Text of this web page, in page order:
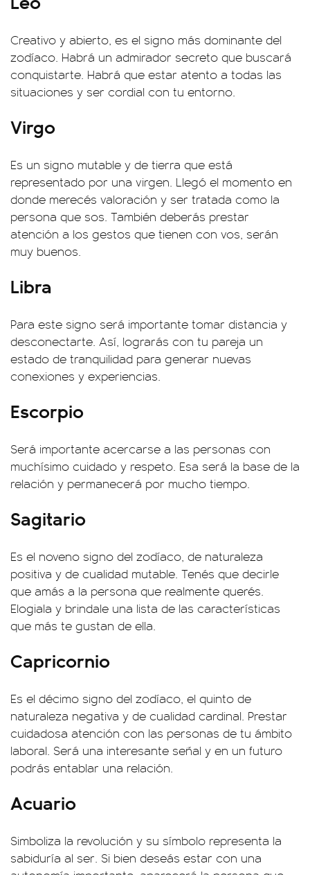
Creativo y abierto, es el signo más dominante del
zodíaco. Habrá un admirador secreto que buscará
conquistarte. Habrá que estar atento a todas las
situaciones y ser cordial con tu entorno.
Virgo
Es un signo mutable y de tierra que está
representado por una virgen. Llegó el momento en
donde merecés valoración y ser tratada como la
persona que sos. También deberás prestar
atención a los gestos que tienen con vos, serán
muy buenos.
Libra
Para este signo será importante tomar distancia y
desconectarte. Así, lograrás con tu pareja un
estado de tranquilidad para generar nuevas
conexiones y experiencias.
Escorpio
Será importante acercarse a las personas con
muchísimo cuidado y respeto. Esa será la base de la
relación y permanecerá por mucho tiempo.
Sagitario
Es el noveno signo del zodíaco, de naturaleza
positiva y de cualidad mutable. Tenés que decirle
que amás a la persona que realmente querés.
Elogiala y brindale una lista de las características
que más te gustan de ella.
Capricornio
Es el décimo signo del zodíaco, el quinto de
naturaleza negativa y de cualidad cardinal. Prestar
cuidadosa atención con las personas de tu ámbito
laboral. Será una interesante señal y en un futuro
podrás entablar una relación.
Acuario
Simboliza la revolución y su símbolo representa la
sabiduría al ser. Si bien deseás estar con una